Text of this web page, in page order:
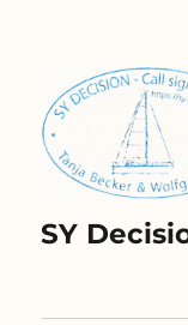
SY